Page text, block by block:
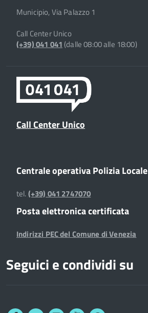
Municipio, Via Palazzo 1
Call Center Unico
(+39) 041 041(dalle 08:00 alle 18:00)
Call Center Unico
Centrale operativa Polizia Locale
tel.(+39) 041 2747070
Posta elettronica certificata
Indirizzi PEC del Comune di Venezia
Seguici e condividi su